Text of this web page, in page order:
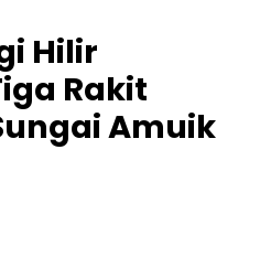
Hilir
Rakit
Amuik